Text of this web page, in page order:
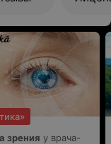
о своем
зрения у врача-